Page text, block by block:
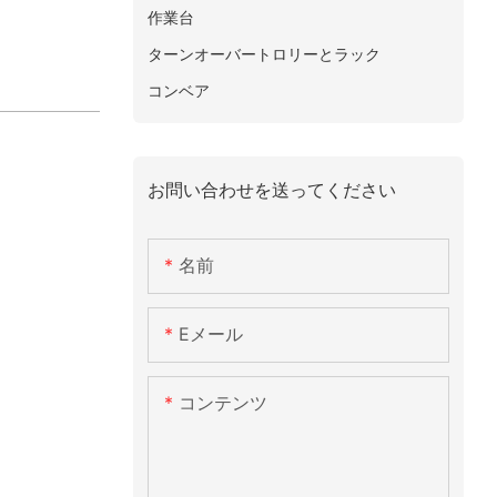
作業台
ターンオーバートロリーとラック
コンベア
お問い合わせを送ってください
名前
Eメール
コンテンツ